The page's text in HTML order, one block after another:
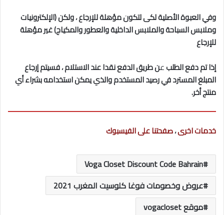
وفي العبوة الأصلية لكى لتكون مؤهلة للإرجاع ، ولكن (الإلكترونيات
وملابس السباحة والملابس الداخلية والعطور والمكياج) غير مؤهلة
للإرجاع
إذا تم دفع الطلبعن طريق الدفع نقدا عند الاستلام ، فسيتم إرجاع
المبلغ المسترد في رصيد المستخدم والذي يمكن استخدامه بشراء أي
منتج أخر.
خدمات اخرى،صفحتنا على الفيسبوك
Voga Closet Discount Code Bahrain
عروض وخصومات فوغا كلوسيت المغرب 2021
موقع vogacloset